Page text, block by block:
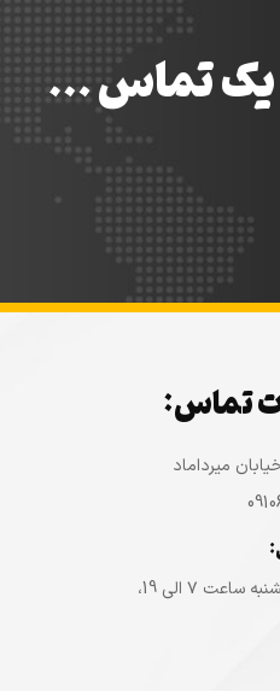
یک تماس …
تماس:
میرداماد
۷ الی 19،